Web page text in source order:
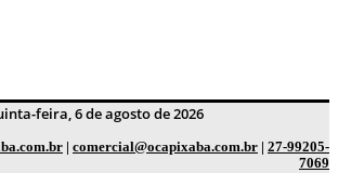
feira, 6 de agosto de 2026
| comercial@ocapixaba.com.br | 27-99205-
7069